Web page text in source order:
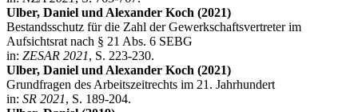
Ulber, Daniel und Alexander Koch (2021)
Bestandsschutz für die Zahl der Gewerkschaftsvertreter im
Aufsichtsrat nach § 21 Abs. 6 SEBG
in: ZESAR 2021, S. 223-230.
Ulber, Daniel und Alexander Koch (2021)
Grundfragen des Arbeitszeitrechts im 21. Jahrhundert
in: SR 2021, S. 189-204.